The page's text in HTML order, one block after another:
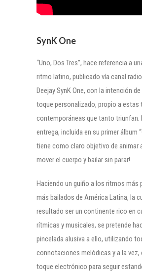
SynK One
“Uno, Dos Tres”, hace referencia a
ritmo latino, publicado vía canal
Deejay SynK One, con la intención
toque personalizado, propio a estas
contemporáneas que tanto triunfan.
entrega, incluida en su primer álbum
tiene como claro objetivo de animar
mover el cuerpo y bailar sin parar!
Haciendo un guiño a los ritmos más
más bailados de América Latina, la
resultado ser un continente rico en
rítmicas y musicales, se pretende
pincelada alusiva a ello, utilizando
connotaciones melódicas y a la vez,
toque electrónico para seguir